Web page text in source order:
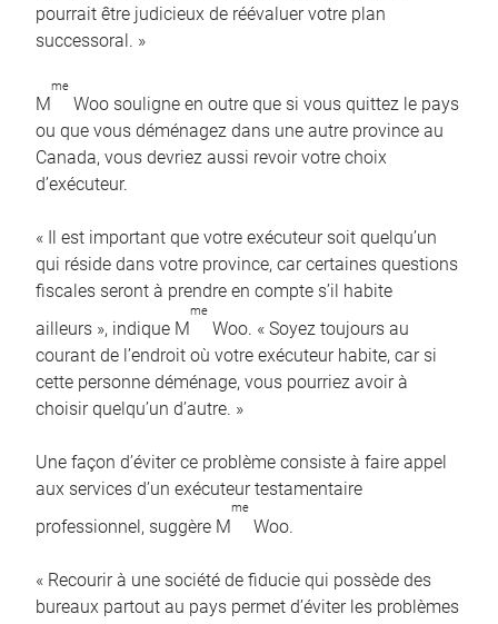
pourrait être judicieux de réévaluer votre plan
successoral. »
M
me
Woo souligne en outre que si vous quittez le pays
ou que vous déménagez dans une autre province au
Canada, vous devriez aussi revoir votre choix
d’exécuteur.
« Il est important que votre exécuteur soit quelqu’un
qui réside dans votre province, car certaines questions
fiscales seront à prendre en compte s’il habite
ailleurs », indique M
me
Woo. « Soyez toujours au
courant de l’endroit où votre exécuteur habite, car si
cette personne déménage, vous pourriez avoir à
choisir quelqu’un d’autre. »
Une façon d’éviter ce problème consiste à faire appel
aux services d’un exécuteur testamentaire
professionnel, suggère M
me
Woo.
« Recourir à une société de fiducie qui possède des
bureaux partout au pays permet d’éviter les problèmes